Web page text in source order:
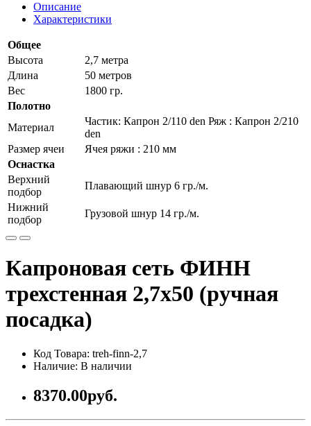
Описание
Характеристики
Общее
Высота
2,7 метра
Длина
50 метров
Вес
1800 гр.
Полотно
Материал
Частик: Капрон 2/110 den Ряж : Капрон 2/210
den
Размер ячеи
Ячея ряжи : 210 мм
Оснастка
Верхний
подбор
Плавающий шнур 6 гр./м.
Нижний
подбор
Грузовой шнур 14 гр./м.
Капроновая сеть ФИНН
трехстенная 2,7х50 (ручная
посадка)
Код Товара: treh-finn-2,7
Наличие: В наличии
8370.00руб.